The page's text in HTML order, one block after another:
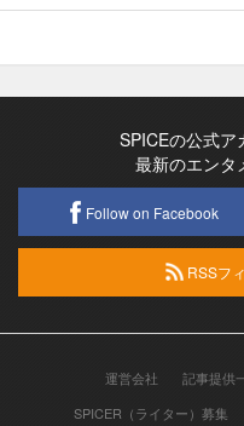
SPICEの公式ア
最新のエンタ
Follow on Facebook
RSSフ
運営会社 記事提供
SPICER（ライター）募集